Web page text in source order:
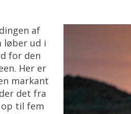
af
løber ud i
for den
Her er
markant
det fra
op til fem